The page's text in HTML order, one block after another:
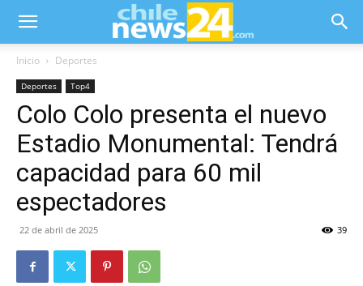
Inicio Deportes
Deportes Top4
Colo Colo presenta el nuevo
Estadio Monumental: Tendrá
capacidad para 60 mil
espectadores
22 de abril de 2025 39